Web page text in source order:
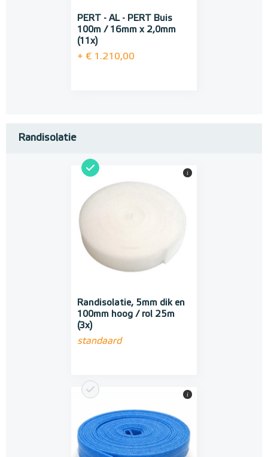
PERT - AL - PERT Buis
100m / 16mm x 2,0mm
(11x)
+ € 1.210,00
Randisolatie
Randisolatie, 5mm dik en
100mm hoog / rol 25m
(3x)
standaard
i
i